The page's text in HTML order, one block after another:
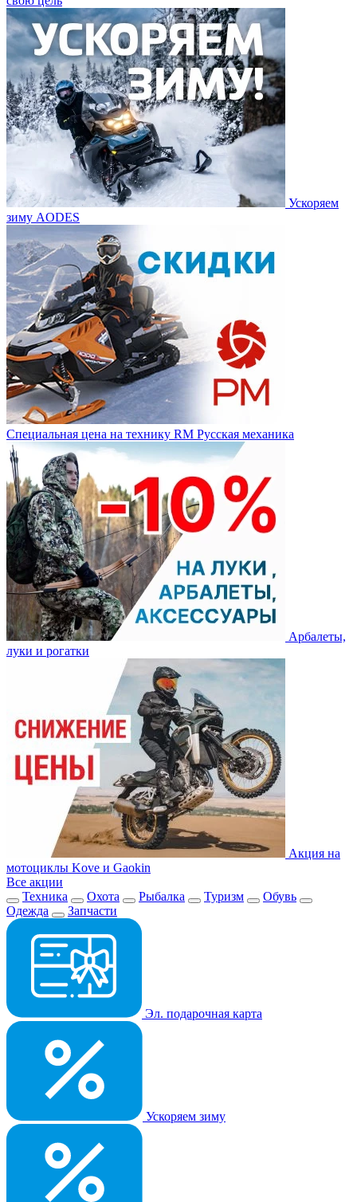
Ускоряем
зиму AODES
Специальная цена на технику RM Русская механика
Арбалеты,
луки и рогатки
Акция на
мотоциклы Kove и Gaokin
Все акции
Техника
Охота Рыбалка Туризм
Обувь
Одежда
Запчасти
Эл. подарочная карта
Ускоряем зиму